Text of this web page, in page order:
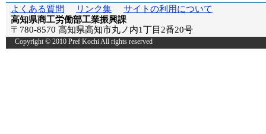
よくある質問 リンク集
サイトの利用について
高知県商工労働部工業振興課
〒780-8570 高知県高知市丸ノ内1丁目2番20号
Copyright © 2010 Pref Kochi All rights reserved